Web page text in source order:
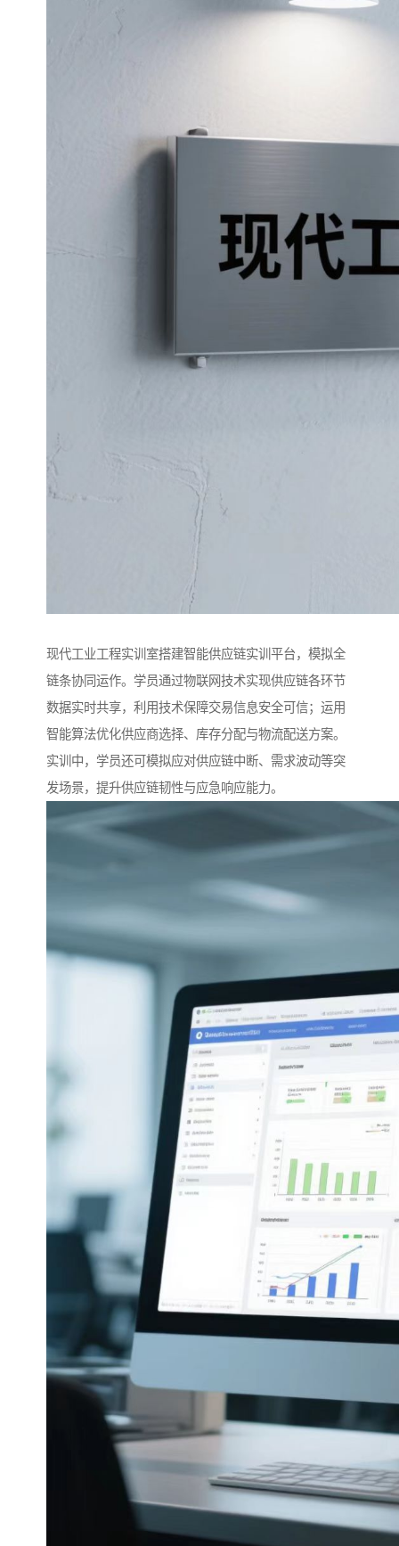
现代工业工程实训室搭建智能供应链实训平台，模拟全
链条协同运作。学员通过物联网技术实现供应链各环节
数据实时共享，利用技术保障交易信息安全可信；运用
智能算法优化供应商选择、库存分配与物流配送方案。
实训中，学员还可模拟应对供应链中断、需求波动等突
发场景，提升供应链韧性与应急响应能力。